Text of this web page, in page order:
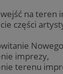
na teren
części
imprezy,
terenu